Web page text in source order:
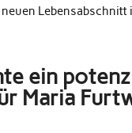
ein
Maria